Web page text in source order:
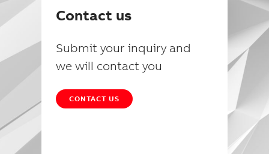
Contact us
Submit your inquiry and
we will contact you
CONTACT US